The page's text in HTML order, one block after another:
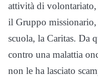
attività di volontariato,
il Gruppo
scuola, la Caritas. Da
contro una malattia
non le ha lasciato